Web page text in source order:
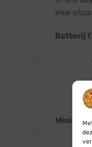
elke
Batterij
Mini-